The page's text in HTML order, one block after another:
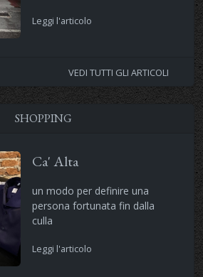
Leggi l'articolo
VEDI TUTTI GLI ARTICOLI
SHOPPING
Ca' Alta
un modo per definire una
persona fortunata fin dalla
culla
Leggi l'articolo